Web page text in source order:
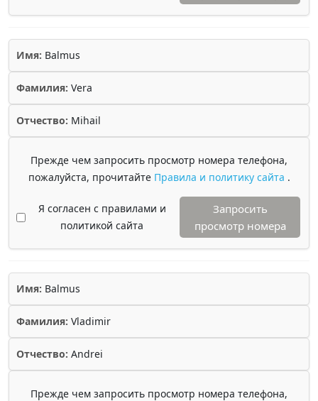
Имя: Balmus
Фамилия: Vera
Отчество: Mihail
Прежде чем запросить просмотр номера телефона,
пожалуйста, прочитайте Правила и политику сайта .
Я согласен с правилами и
политикой сайта
Запросить
просмотр номера
Имя: Balmus
Фамилия: Vladimir
Отчество: Andrei
Прежде чем запросить просмотр номера телефона,